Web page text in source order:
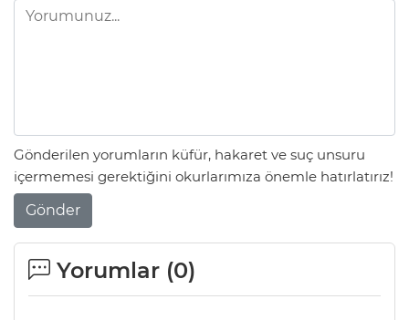
Gönderilen yorumların küfür, hakaret ve suç unsuru
içermemesi gerektiğini okurlarımıza önemle hatırlatırız!
Gönder
Yorumlar (0)